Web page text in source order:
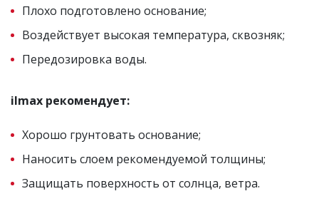
Плохо подготовлено основание;
Воздействует высокая температура, сквозняк;
Передозировка воды.
ilmax рекомендует:
Хорошо грунтовать основание;
Наносить слоем рекомендуемой толщины;
Защищать поверхность от солнца, ветра.